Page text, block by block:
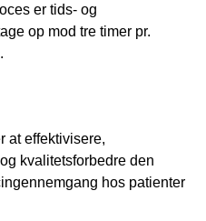
er tids- og
op mod tre timer pr.
at effektivisere,
kvalitetsforbedre den
hos patienter